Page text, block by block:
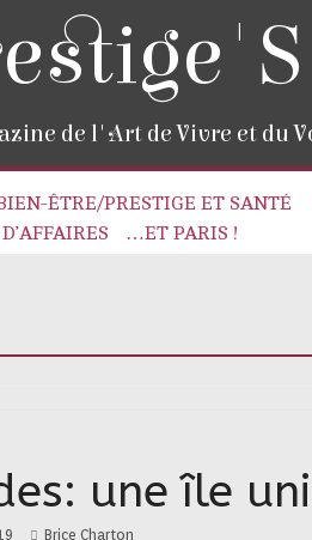
de l'Art de Vivre et du
ÊTRE/PRESTIGE ET SANTÉ
…ET PARIS !
une île
Brice Charton